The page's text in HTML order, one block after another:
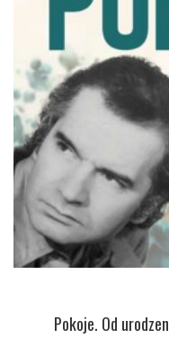
Pokoje. Od